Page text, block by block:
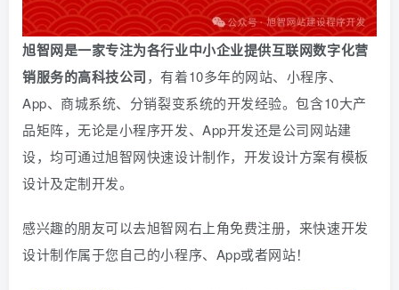
旭智网是一家专注为各行业中小企业提供互联网数字化营
销服务的高科技公司，有着10多年的网站、小程序、
App、商城系统、 分销裂变系统的开发经验。包含10大产
品矩阵，无论是小程序开发、App开发还是公司网站建
设，均可通过旭智网快速设计制作，开发设计方案有模板
设计及定制开发。
感兴趣的朋友可以去旭智网右上角免费注册， 来快速开发
设计制作属于您自己的小程序、App或者网站！